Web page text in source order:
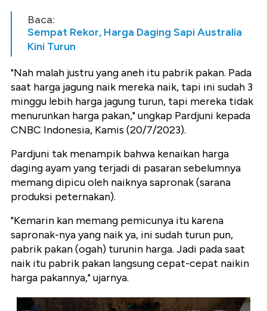
Baca:
Sempat Rekor, Harga Daging Sapi Australia
Kini Turun
"Nah malah justru yang aneh itu pabrik pakan. Pada
saat harga jagung naik mereka naik, tapi ini sudah 3
minggu lebih harga jagung turun, tapi mereka tidak
menurunkan harga pakan," ungkap Pardjuni kepada
CNBC Indonesia, Kamis (20/7/2023).
Pardjuni tak menampik bahwa kenaikan harga
daging ayam yang terjadi di pasaran sebelumnya
memang dipicu oleh naiknya sapronak (sarana
produksi peternakan).
"Kemarin kan memang pemicunya itu karena
sapronak-nya yang naik ya, ini sudah turun pun,
pabrik pakan (ogah) turunin harga. Jadi pada saat
naik itu pabrik pakan langsung cepat-cepat naikin
harga pakannya," ujarnya.